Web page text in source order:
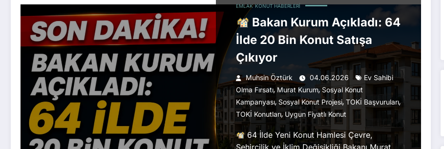
EMLAK KONUT HABERLERI
Bakan Kurum Açıkladı: 64
İlde 20 Bin Konut Satışa
Çıkıyor
Muhsin Öztürk 04.06.2026
Ev Sahibi
Olma Fırsatı, Murat Kurum,Sosyal Konut
Kampanyası, Sosyal Konut Projesi, TOKİ Başvuruları,
TOKİ Konutları,Uygun Fiyatlı Konut
64 İlde Yeni Konut Hamlesi Çevre,